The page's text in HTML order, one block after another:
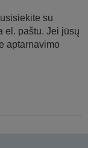
su
el. paštu. Jei jūsų
aptarnavimo